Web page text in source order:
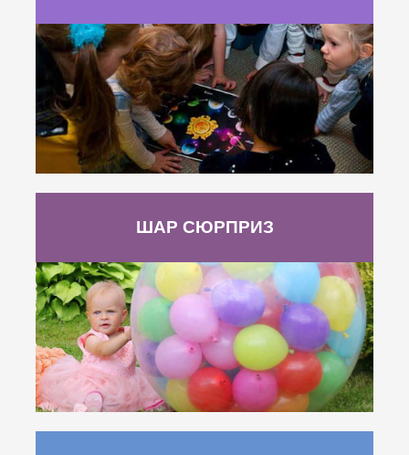
ШАР СЮРПРИЗ